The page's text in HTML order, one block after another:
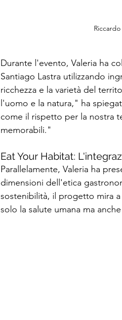
Durante l'evento, Valeria ha
Santiago Lastra utilizzando
ricchezza e la varietà del
l'uomo e la natura," ha
come il rispetto per la nostra
memorabili."
Eat Your Habitat:
Parallelamente, Valeria ha
dimensioni dell'etica
sostenibilità, il progetto mira
solo la salute umana ma